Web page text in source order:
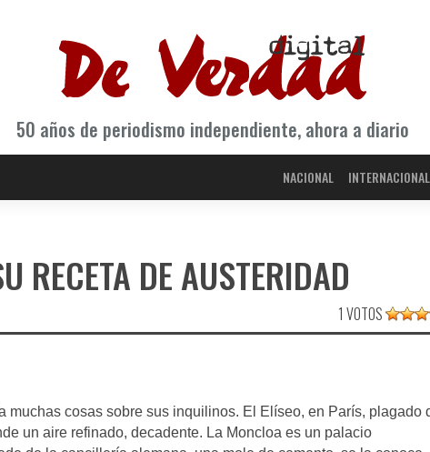
50 años de periodismo independiente, ahora a diario
NACIONAL INTERNACIONAL
RECETA DE AUSTERIDAD
1 VOTOS
muchas cosas sobre sus inquilinos. El Elíseo, en París, plagado
un aire refinado, decadente. La Moncloa es un palacio